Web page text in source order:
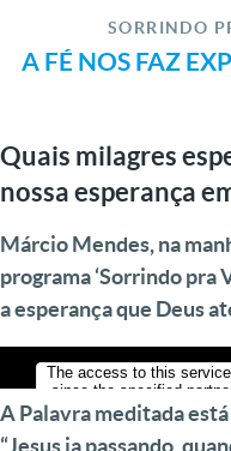
SORRINDO
A FÉ NOS FAZ
Quais milagres
nossa esperança
Márcio Mendes, na
programa ‘Sorrindo pra
a esperança que Deus
A Palavra meditada
“Jesus ia passando,